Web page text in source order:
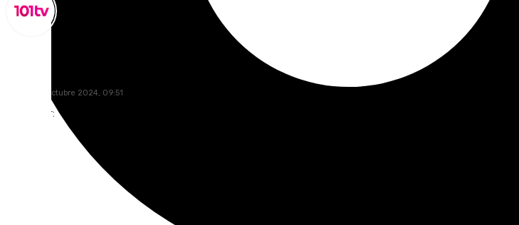
jueves, 10 octubre 2024, 09:51
Compartir: